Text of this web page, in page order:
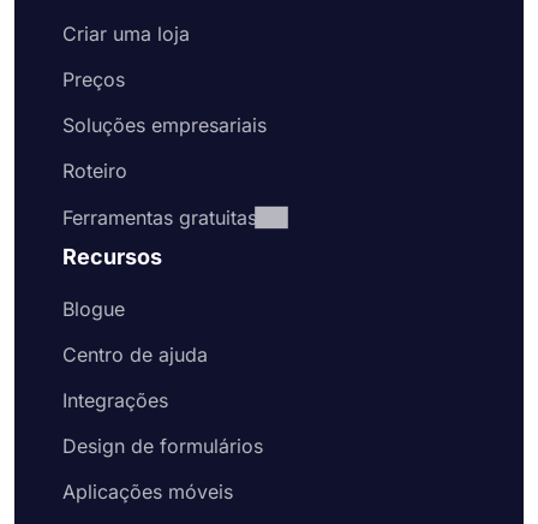
Criar uma loja
Preços
Soluções empresariais
Roteiro
Ferramentas gratuitas
Recursos
Blogue
Centro de ajuda
Integrações
Design de formulários
Aplicações móveis